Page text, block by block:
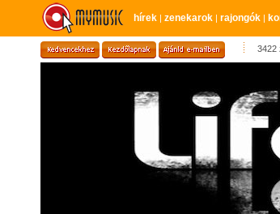
hírek | zenekarok | rajongók |
3422